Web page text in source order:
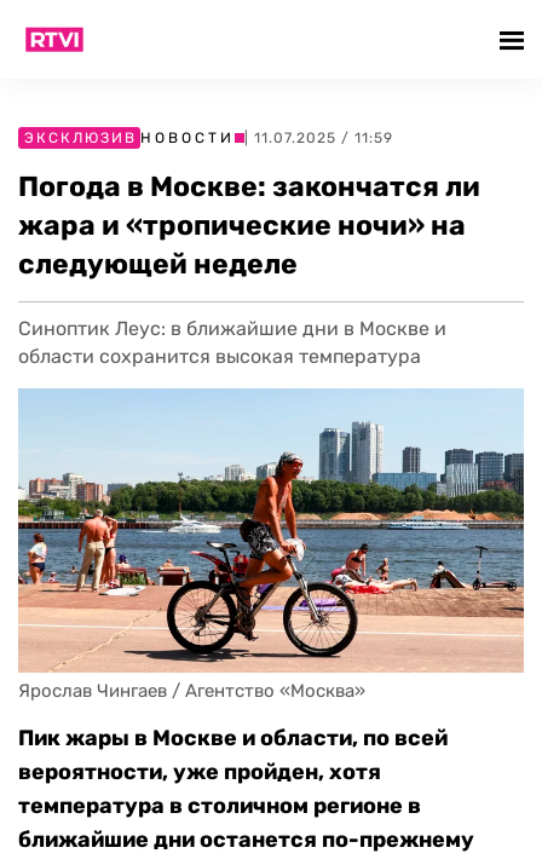
ЭКСКЛЮЗИВ НОВОСТИ | 11.07.2025 / 11:59
Погода в Москве: закончатся ли
жара и «тропические ночи» на
следующей неделе
Синоптик Леус: в ближайшие дни в Москве и
области сохранится высокая температура
Ярослав Чингаев / Агентство «Москва»
Пик жары в Москве и области, по всей
вероятности, уже пройден, хотя
температура в столичном регионе в
ближайшие дни останется по-прежнему